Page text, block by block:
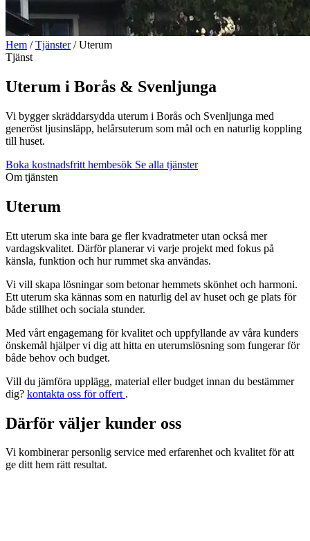
Hem / Tjänster / Uterum
Tjänst
Uterum i Borås & Svenljunga
Vi bygger skräddarsydda uterum i Borås och Svenljunga med
generöst ljusinsläpp, helårsuterum som mål och en naturlig koppling
till huset.
Boka kostnadsfritt hembesök Se alla tjänster
Om tjänsten
Uterum
Ett uterum ska inte bara ge fler kvadratmeter utan också mer
vardagskvalitet. Därför planerar vi varje projekt med fokus på
känsla, funktion och hur rummet ska användas.
Vi vill skapa lösningar som betonar hemmets skönhet och harmoni.
Ett uterum ska kännas som en naturlig del av huset och ge plats för
både stillhet och sociala stunder.
Med vårt engagemang för kvalitet och uppfyllande av våra kunders
önskemål hjälper vi dig att hitta en uterumslösning som fungerar för
både behov och budget.
Vill du jämföra upplägg, material eller budget innan du bestämmer
dig? kontakta oss för offert .
Därför väljer kunder oss
Vi kombinerar personlig service med erfarenhet och kvalitet för att
ge ditt hem rätt resultat.